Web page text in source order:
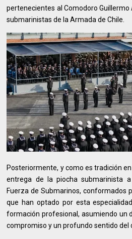
pertenecientes al Comodoro
submarinistas de la Armada de Chile.
Posteriormente, y como es tradición
entrega de la piocha submarinista
Fuerza de Submarinos, conformados
que han optado por esta
formación profesional, asumiendo un
compromiso y un profundo sentido del